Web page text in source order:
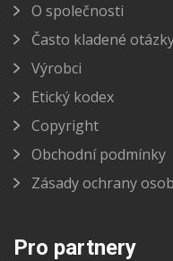
O společnosti
Často kladené
Výrobci
Etický kodex
Copyright
Obchodní podmínky
Zásady ochrany
Pro partnery